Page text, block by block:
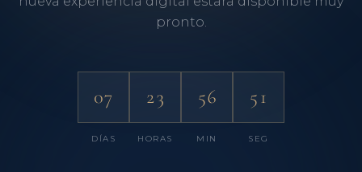
pronto.
07
DÍAS
23
HORAS
56
MIN
51
SEG